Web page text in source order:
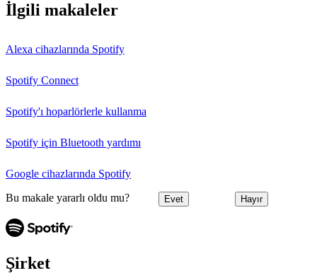
İlgili makaleler
Alexa cihazlarında Spotify
Spotify Connect
Spotify'ı hoparlörlerle kullanma
Spotify için Bluetooth yardımı
Google cihazlarında Spotify
Bu makale yararlı oldu mu? Evet Hayır
Şirket